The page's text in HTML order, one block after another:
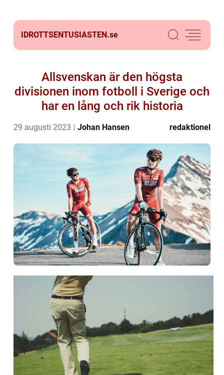
IDROTTSENTUSIASTEN.se
Allsvenskan är den högsta
divisionen inom fotboll i Sverige och
har en lång och rik historia
29 augusti 2023 Johan Hansen redaktionel